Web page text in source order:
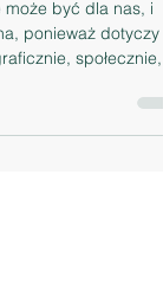
może być dla nas, i